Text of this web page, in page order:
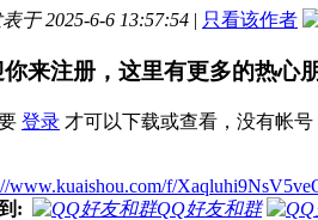
于 2025-6-6 13:57:54 | 只看该作者
来注册，这里有更多的热心
登录 才可以下载或查看，没有帐号
www.kuaishou.com/f/
:
QQ好友和群